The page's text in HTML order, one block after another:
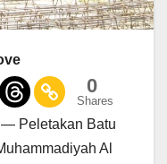
0
Shares
Peletakan Batu
Al